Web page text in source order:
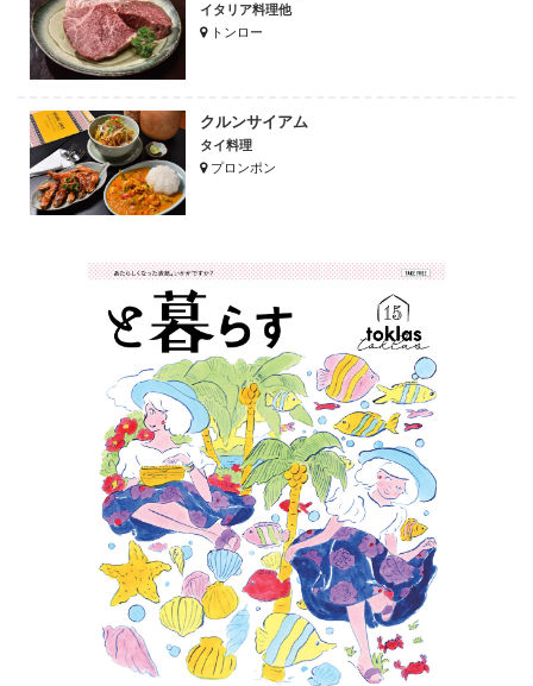
イタリア料理他
トンロー
クルンサイアム
タイ料理
プロンポン